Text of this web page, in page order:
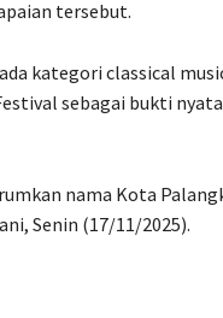
tersebut.
kategori classical
sebagai bukti nyata
nama Kota
Senin (17/11/2025).